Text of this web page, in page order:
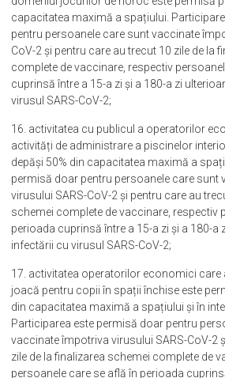
capacitatea maximă a spațiului.
pentru persoanele care sunt vaccinate
CoV-2 și pentru care au trecut 10 zile de la
complete de vaccinare, respectiv
cuprinsă între a 15-a zi și a 180-a zi
virusul SARS-CoV-2;
16. activitatea cu publicul a operatorilor
activități de administrare a piscinelor
depăși 50% din capacitatea maximă a
permisă doar pentru persoanele care sunt
virusului SARS-CoV-2 și pentru care au
schemei complete de vaccinare, respectiv
perioada cuprinsă între a 15-a zi și a 180-
infectării cu virusul SARS-CoV-2;
17. activitatea operatorilor economici
joacă pentru copii în spații închise este
din capacitatea maximă a spațiului și în
Participarea este permisă doar pentru
vaccinate împotriva virusului SARS-CoV-2
zile de la finalizarea schemei complete de
persoanele care se află în perioada